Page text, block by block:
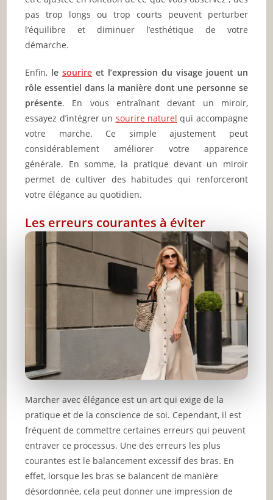
pas trop longs ou trop courts peuvent perturber
l’équilibre et diminuer l’esthétique de votre
démarche.
Enfin, lesourire et l’expression du visage jouent un
rôle essentiel dans la manière dont une personne se
présente. En vous entraînant devant un miroir,
essayez d’intégrer un sourire naturel qui accompagne
votre marche. Ce simple ajustement peut
considérablement améliorer votre apparence
générale. En somme, la pratique devant un miroir
permet de cultiver des habitudes qui renforceront
votre élégance au quotidien.
Les erreurs courantes à éviter
Marcher avec élégance est un art qui exige de la
pratique et de la conscience de soi. Cependant, il est
fréquent de commettre certaines erreurs qui peuvent
entraver ce processus. Une des erreurs les plus
courantes est le balancement excessif des bras. En
effet, lorsque les bras se balancent de manière
désordonnée, cela peut donner une impression de